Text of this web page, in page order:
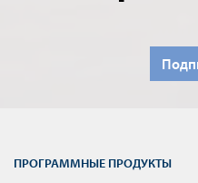
ПРОГРАММНЫЕ ПРОДУКТЫ